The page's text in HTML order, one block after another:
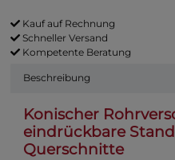
Kauf auf Rechnung
Schneller Versand
Kompetente Beratung
Beschreibung
Konischer
eindrückbare
Querschnitte